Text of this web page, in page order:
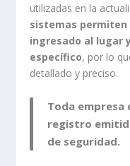
utilizadas en la
sistemas permiten
ingresado al lugar
específico, por lo
detallado y preciso.
Toda empresa
registro
de seguridad.